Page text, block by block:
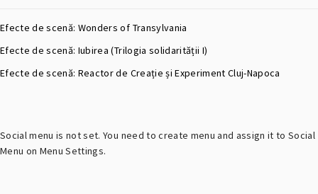
Efecte de scenă: Wonders of Transylvania
Efecte de scenă: Iubirea (Trilogia solidarității I)
Efecte de scenă: Reactor de Creație și Experiment Cluj-Napoca
Social menu is not set. You need to create menu and assign it to Social
Menu on Menu Settings.